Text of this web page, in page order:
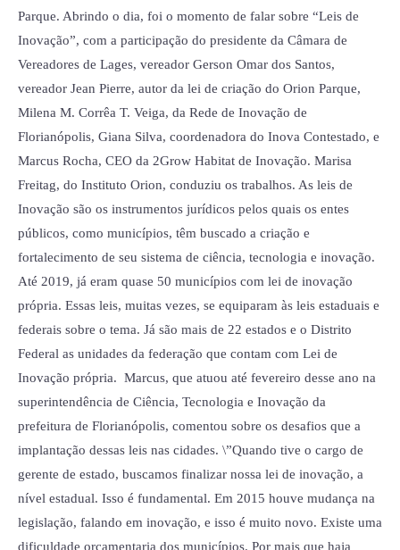
Parque. Abrindo o dia, foi o momento de falar sobre “Leis de
Inovação”, com a participação do presidente da Câmara de
Vereadores de Lages, vereador Gerson Omar dos Santos,
vereador Jean Pierre, autor da lei de criação do Orion Parque,
Milena M. Corrêa T. Veiga, da Rede de Inovação de
Florianópolis, Giana Silva, coordenadora do Inova Contestado, e
Marcus Rocha, CEO da 2Grow Habitat de Inovação. Marisa
Freitag, do Instituto Orion, conduziu os trabalhos. As leis de
Inovação são os instrumentos jurídicos pelos quais os entes
públicos, como municípios, têm buscado a criação e
fortalecimento de seu sistema de ciência, tecnologia e inovação.
Até 2019, já eram quase 50 municípios com lei de inovação
própria. Essas leis, muitas vezes, se equiparam às leis estaduais e
federais sobre o tema. Já são mais de 22 estados e o Distrito
Federal as unidades da federação que contam com Lei de
Inovação própria. Marcus, que atuou até fevereiro desse ano na
superintendência de Ciência, Tecnologia e Inovação da
prefeitura de Florianópolis, comentou sobre os desafios que a
implantação dessas leis nas cidades. \”Quando tive o cargo de
gerente de estado, buscamos finalizar nossa lei de inovação, a
nível estadual. Isso é fundamental. Em 2015 houve mudança na
legislação, falando em inovação, e isso é muito novo. Existe uma
dificuldade orçamentaria dos municípios. Por mais que haja